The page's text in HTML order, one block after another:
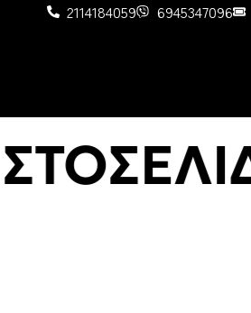
2114184059 6945347096